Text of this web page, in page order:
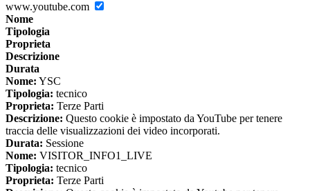
www.youtube.com
Nome
Tipologia
Proprieta
Descrizione
Durata
Nome: YSC
Tipologia: tecnico
Proprieta: Terze Parti
Descrizione: Questo cookie è impostato da YouTube per tenere
traccia delle visualizzazioni dei video incorporati.
Durata: Sessione
Nome: VISITOR_INFO1_LIVE
Tipologia: tecnico
Proprieta: Terze Parti